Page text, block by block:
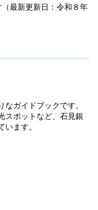
最新更新日：令和８年
ガイドブックです。
スポットなど、石見銀
ます。